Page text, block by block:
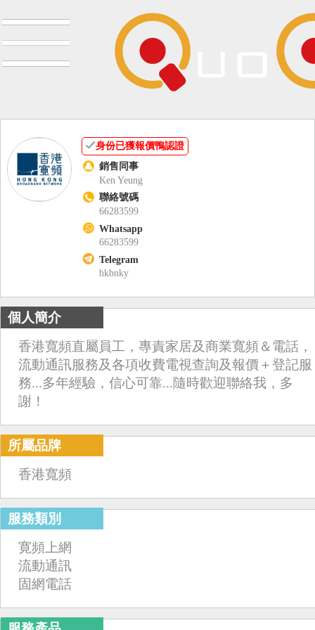
身份已獲報價鴨認證
銷售同事
Ken Yeung
聯絡號碼
66283599
Whatsapp
66283599
Telegram
hkbnky
個人簡介
香港寬頻直屬員工，專責家居及商業寬頻＆電話，
流動通訊服務及各項收費電視查詢及報價＋登記服
務...多年經驗，信心可靠...隨時歡迎聯絡我，多
謝！
所屬品牌
香港寬頻
服務類別
寛頻上網
流動通訊
固網電話